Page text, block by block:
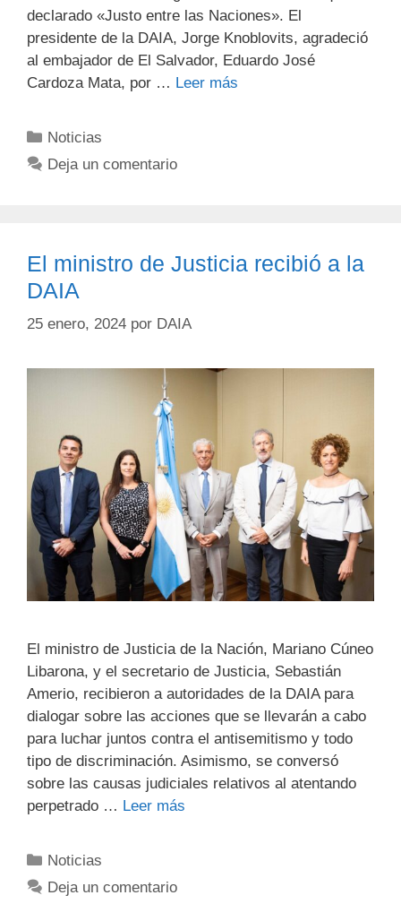
declarado «Justo entre las Naciones». El
presidente de la DAIA, Jorge Knoblovits, agradeció
al embajador de El Salvador, Eduardo José
Cardoza Mata, por … Leer más
Noticias
Deja un comentario
El ministro de Justicia recibió a la
DAIA
25 enero, 2024 por DAIA
El ministro de Justicia de la Nación, Mariano Cúneo
Libarona, y el secretario de Justicia, Sebastián
Amerio, recibieron a autoridades de la DAIA para
dialogar sobre las acciones que se llevarán a cabo
para luchar juntos contra el antisemitismo y todo
tipo de discriminación. Asimismo, se conversó
sobre las causas judiciales relativos al atentando
perpetrado … Leer más
Noticias
Deja un comentario